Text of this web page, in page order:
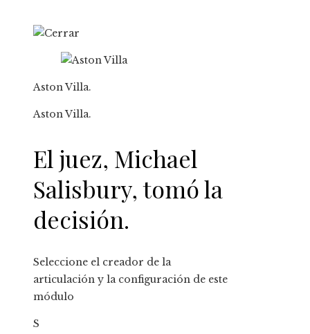
Aston Villa.
Aston Villa.
El juez, Michael
Salisbury, tomó la
decisión.
Seleccione el creador de la
articulación y la configuración de este
módulo
S